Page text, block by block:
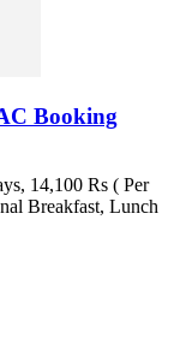
Booking
14,100 Rs ( Per
Breakfast, Lunch